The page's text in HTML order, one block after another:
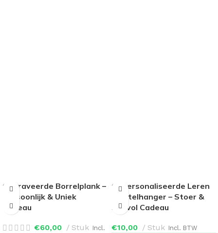
Gegraveerde Borrelplank –
Persoonlijk & Uniek
Cadeau
€60,00 Stuk Incl.
Gepersonaliseerde Leren
Sleutelhanger – Stoer &
Stijlvol Cadeau
€10,00 Stuk Incl. BTW